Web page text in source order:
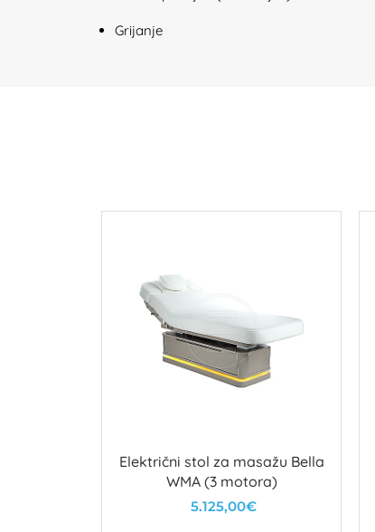
Grijanje
Električni stol za masažu Bella
WMA (3 motora)
5.125,00€